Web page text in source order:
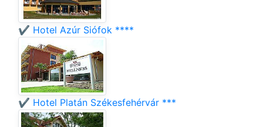
✔️ Hotel Azúr Siófok ****
✔️ Hotel Platán Székesfehérvár ***